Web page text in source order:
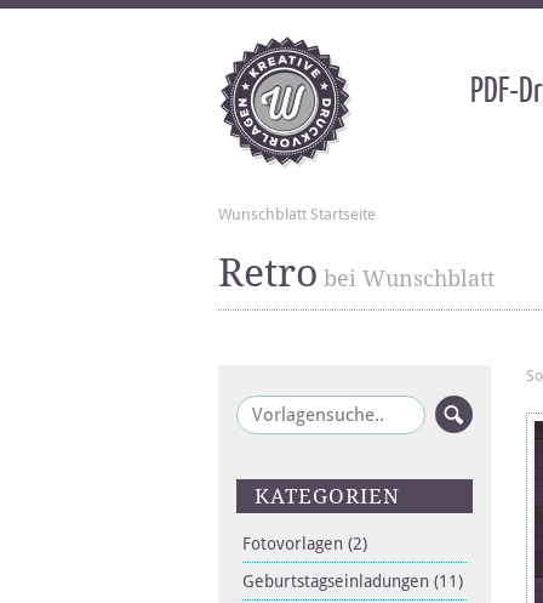
PDF-
Wunschblatt Startseite
Retro bei Wunschblatt
KATEGORIEN
Fotovorlagen (2)
Geburtstagseinladungen (11)